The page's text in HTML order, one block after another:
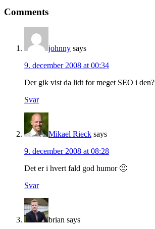
Comments
johnny says
9. december 2008 at 00:34
Der gik vist da lidt for meget SEO i den?
Svar
Mikael Rieck says
9. december 2008 at 08:28
Det er i hvert fald god humor 🙂
Svar
brian says